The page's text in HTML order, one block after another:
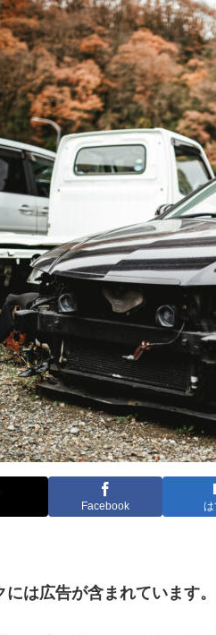
Facebook
は広告が含まれています。